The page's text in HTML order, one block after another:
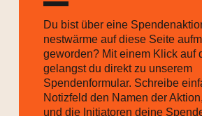
Du bist über eine
nestwärme auf diese Seite
geworden? Mit einem Klick auf
gelangst du direkt zu unserem
Spendenformular. Schreibe
Notizfeld den Namen der
und die Initiatoren deine